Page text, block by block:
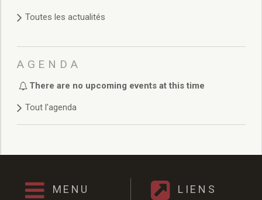
Délibérations 2024
Délibérations 2022
Délibérations 2021
Délibérations 2019
Délibérations 2018
Délibérations 2012
Toutes les actualités
AGENDA
There are no upcoming events at this time
Tout l'agenda
MENU LIENS